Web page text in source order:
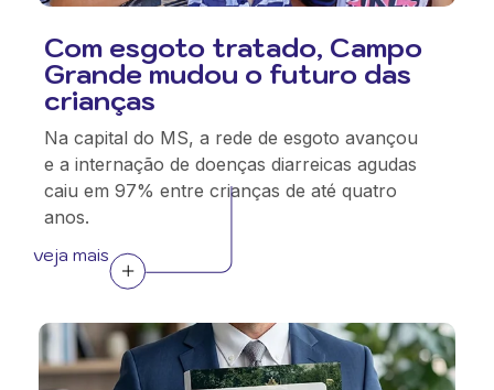
Com esgoto tratado, Campo
Grande mudou o futuro das
crianças
Na capital do MS, a rede de esgoto avançou
e a internação de doenças diarreicas agudas
caiu em 97% entre crianças de até quatro
anos.
veja mais